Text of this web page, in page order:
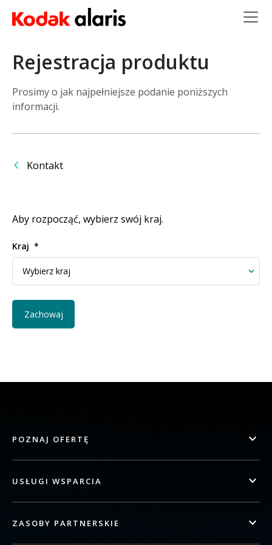
Rejestracja produktu
Prosimy o jak najpełniejsze podanie poniższych
informacji.
Kontakt
Aby rozpocząć, wybierz swój kraj.
Kraj
POZNAJ OFERTĘ
USŁUGI WSPARCIA
ZASOBY PARTNERSKIE